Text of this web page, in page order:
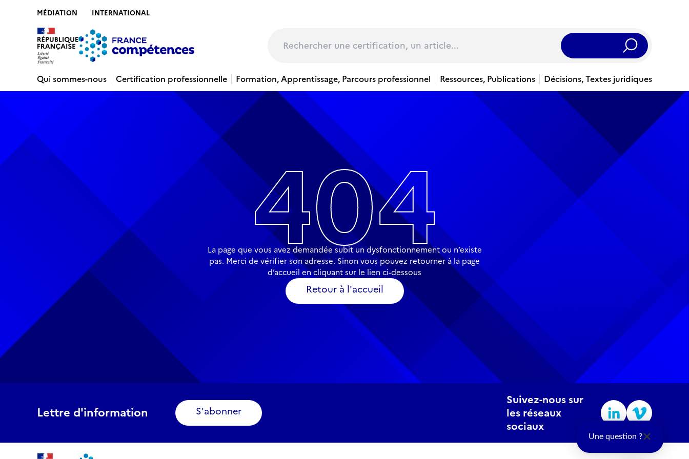
MÉDIATION INTERNATIONAL
Rechercher
Qui sommes-nous
Certification professionnelle Formation, Apprentissage, Parcours professionnel Ressources, Publications Décisions, Textes juridiques
404
La page que vous avez demandée subit un dysfonctionnement ou n’existe
pas. Merci de vérifier son adresse. Sinon vous pouvez retourner à la page
d’accueil en cliquant sur le lien ci-dessous
Retour à l'accueil
Lettre d'information S'abonner
Suivez-nous sur
les réseaux
sociaux
Une question ?